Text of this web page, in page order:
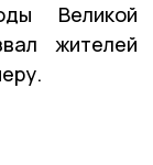
Великой
жителей